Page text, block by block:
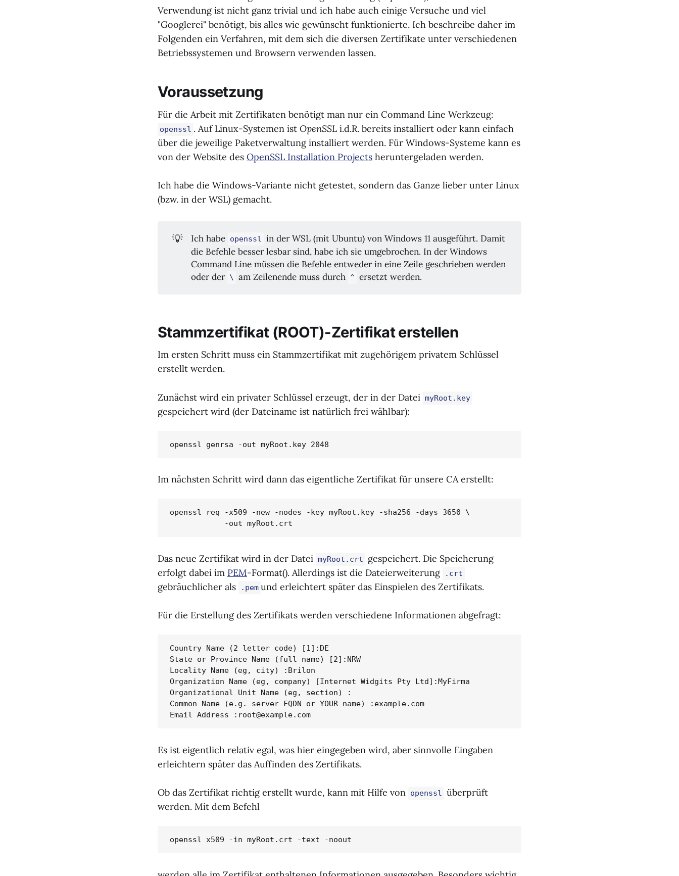
Verwendung ist nicht ganz trivial und ich habe auch einige Versuche und viel
"Googlerei" benötigt, bis alles wie gewünscht funktionierte. Ich beschreibe daher im
Folgenden ein Verfahren, mit dem sich die diversen Zertifikate unter verschiedenen
Betriebssystemen und Browsern verwenden lassen.
Voraussetzung
Für die Arbeit mit Zertifikaten benötigt man nur ein Command Line Werkzeug:
openssl . Auf Linux-Systemen ist OpenSSL i.d.R. bereits installiert oder kann einfach
über die jeweilige Paketverwaltung installiert werden. Für Windows-Systeme kann es
von der Website des OpenSSL Installation Projects heruntergeladen werden.
Ich habe die Windows-Variante nicht getestet, sondern das Ganze lieber unter Linux
(bzw. in der WSL) gemacht.
💡 Ich habe openssl in der WSL (mit Ubuntu) von Windows 11 ausgeführt. Damit
die Befehle besser lesbar sind, habe ich sie umgebrochen. In der Windows
Command Line müssen die Befehle entweder in eine Zeile geschrieben werden
oder der \ am Zeilenende muss durch ^ ersetzt werden.
Stammzertifikat (ROOT)-Zertifikat erstellen
Im ersten Schritt muss ein Stammzertifikat mit zugehörigem privatem Schlüssel
erstellt werden.
Zunächst wird ein privater Schlüssel erzeugt, der in der Datei myRoot.key
gespeichert wird (der Dateiname ist natürlich frei wählbar):
openssl genrsa -out myRoot.key 2048
Im nächsten Schritt wird dann das eigentliche Zertifikat für unsere CA erstellt:
openssl req -x509 -new -nodes -key myRoot.key -sha256 -days 3650 \
            -out myRoot.crt
Das neue Zertifikat wird in der Datei myRoot.crt
gespeichert. Die Speicherung
erfolgt dabei im PEM-Format(). Allerdings ist die Dateierweiterung .crt
gebräuchlicher als .pem und erleichtert später das Einspielen des Zertifikats.
Für die Erstellung des Zertifikats werden verschiedene Informationen abgefragt:
Country Name (2 letter code) [1]:DE
State or Province Name (full name) [2]:NRW
Locality Name (eg, city) :Brilon
Organization Name (eg, company) [Internet Widgits Pty Ltd]:MyFirma
Organizational Unit Name (eg, section) :
Common Name (e.g. server FQDN or YOUR name) :example.com
Email Address :root@example.com
Es ist eigentlich relativ egal, was hier eingegeben wird, aber sinnvolle Eingaben
erleichtern später das Auffinden des Zertifikats.
Ob das Zertifikat richtig erstellt wurde, kann mit Hilfe von openssl überprüft
werden. Mit dem Befehl
openssl x509 -in myRoot.crt -text -noout